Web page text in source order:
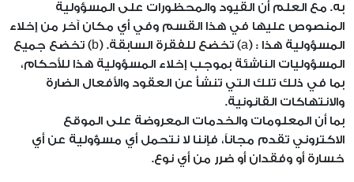
به. مع العلم أن القيود والمحظورات على المسؤولية
المنصوص عليها في هذا القسم وفي أي مكان آخر من إخلاء
المسؤولية هذا : (a) تخضع للفقرة السابقة. (b) تخضع جميع
المسؤوليات الناشئة بموجب إخلاء المسؤولية هذا للأحكام،
بما في ذلك تلك التي تنشأ عن العقود والأفعال الضارة
والانتهاكات القانونية.
بما أن المعلومات والخدمات المعروضة على الموقع
الاكتروني تقدم مجاناً، فإننا لا نتحمل أي مسؤولية عن أي
خسارة أو وفقدان أو ضرر من أي نوع.